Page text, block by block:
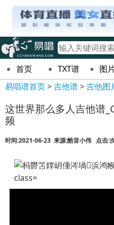
首页 TXT谱 图
易唱谱首页>吉他谱>吉他图
这世界那么多人吉他谱
频
时间:2021-06-23 来源:酷音小伟 点击: